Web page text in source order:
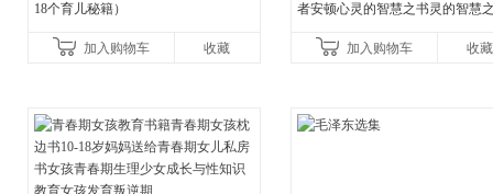
18个育儿秘籍）
加入购物车 收藏
者安顿心灵的智慧之书灵的智慧
加入购物车 收藏